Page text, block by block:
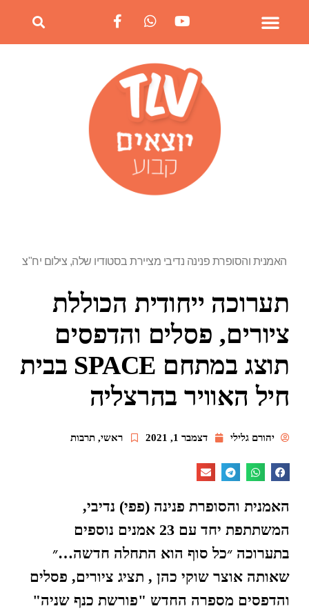
האמנית והסופרת פנינה נדיבי מציירת בסטודיו שלה, צילום יח"צ
תערוכה ייחודית הכוללת
ציורים, פסלים והדפסים
תוצג במתחם SPACE בבית
חיל האוויר בהרצליה
יהורם גלילי דצמבר 1, 2021 ראשי, תרבות
האמנית והסופרת פנינה (פפי) נדיבי,
המשתתפת יחד עם 23 אמנים נוספים
בתערוכה ״כל סוף הוא התחלה חדשה…״
שאותה אוצר שוקי כהן , תציג ציורים, פסלים
והדפסים מספרה החדש "פורשת כנף שניה"